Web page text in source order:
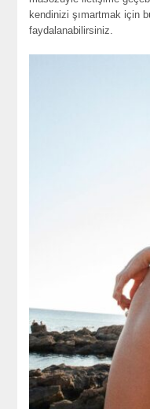
kendinizi şımartmak için
faydalanabilirsiniz.